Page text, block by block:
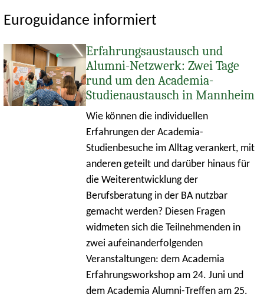
Euroguidance informiert
Erfahrungsaustausch und
Alumni-Netzwerk: Zwei Tage
rund um den Academia-
Studienaustausch in Mannheim
Wie können die individuellen
Erfahrungen der Academia-
Studienbesuche im Alltag verankert, mit
anderen geteilt und darüber hinaus für
die Weiterentwicklung der
Berufsberatung in der BA nutzbar
gemacht werden? Diesen Fragen
widmeten sich die Teilnehmenden in
zwei aufeinanderfolgenden
Veranstaltungen: dem Academia
Erfahrungsworkshop am 24. Juni und
dem Academia Alumni-Treffen am 25.